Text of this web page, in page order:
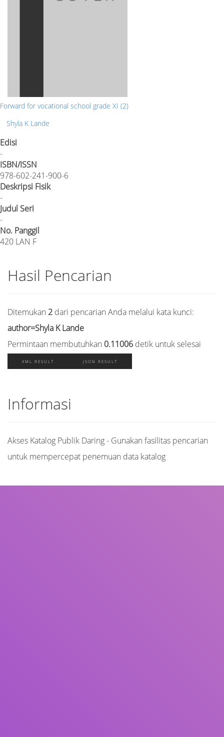
Forward for vocational school grade XI (2)
Shyla K Lande
Edisi
-
ISBN/ISSN
978-602-241-900-6
Deskripsi Fisik
-
Judul Seri
-
No. Panggil
420 LAN F
Hasil Pencarian
Ditemukan 2 dari pencarian Anda melalui kata kunci:
author=Shyla K Lande
Permintaan membutuhkan 0.11006 detik untuk selesai
XML RESULT JSON RESULT
Informasi
Akses Katalog Publik Daring - Gunakan fasilitas pencarian
untuk mempercepat penemuan data katalog